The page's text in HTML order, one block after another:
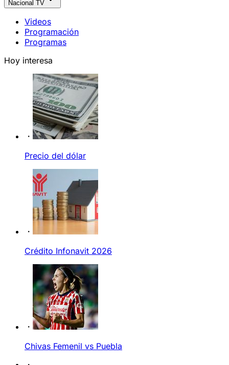
Nacional TV
Videos
Programación
Programas
Hoy interesa
Precio del dólar
Crédito Infonavit 2026
Chivas Femenil vs Puebla